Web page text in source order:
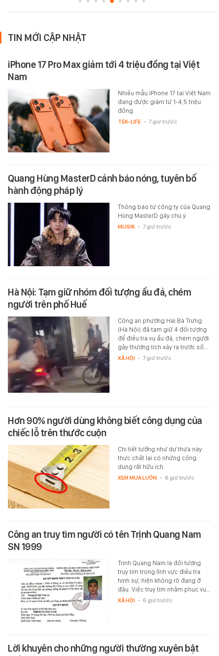
TIN MỚI CẬP NHẬT
iPhone 17 Pro Max giảm tới 4 triệu đồng tại Việt
Nam
Nhiều mẫu iPhone 17 tại Việt Nam
đang được giảm từ 1-4,5 triệu
đồng.
TEK-LIFE - 7 giờ trước
Quang Hùng MasterD cảnh báo nóng, tuyên bố
hành động pháp lý
Thông báo từ công ty của Quang
Hùng MasterD gây chú ý.
MUSIK - 7 giờ trước
Hà Nội: Tạm giữ nhóm đối tượng ẩu đả, chém
người trên phố Huế
Công an phường Hai Bà Trưng
(Hà Nội) đã tạm giữ 4 đối tượng
để điều tra vụ ẩu đả, chém người
gây thương tích xảy ra trước số…
XÃ HỘI - 7 giờ trước
Hơn 90% người dùng không biết công dụng của
chiếc lỗ trên thước cuộn
Chi tiết tưởng như dư thừa này
thực chất lại có những công
dụng rất hữu ích.
XEM MUA LUÔN - 6 giờ trước
Công an truy tìm người có tên Trịnh Quang Nam
SN 1999
Trịnh Quang Nam là đối tượng
truy tìm trong lĩnh vực điều tra
hình sự, hiện không rõ đang ở
đâu. Việc truy tìm nhằm phục vụ…
XÃ HỘI - 6 giờ trước
Lời khuyên cho những người thường xuyên bật